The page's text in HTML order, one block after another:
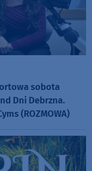
sobota
Dni Debrzna.
(ROZMOWA)